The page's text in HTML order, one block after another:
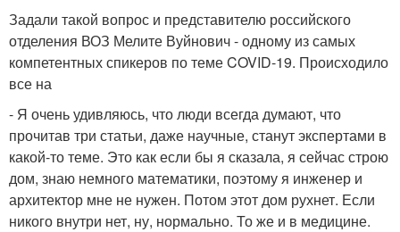
Задали такой вопрос и представителю российского
отделения ВОЗ Мелите Вуйнович - одному из самых
компетентных спикеров по теме COVID-19. Происходило
все на
- Я очень удивляюсь, что люди всегда думают, что
прочитав три статьи, даже научные, станут экспертами в
какой-то теме. Это как если бы я сказала, я сейчас строю
дом, знаю немного математики, поэтому я инженер и
архитектор мне не нужен. Потом этот дом рухнет. Если
никого внутри нет, ну, нормально. То же и в медицине.